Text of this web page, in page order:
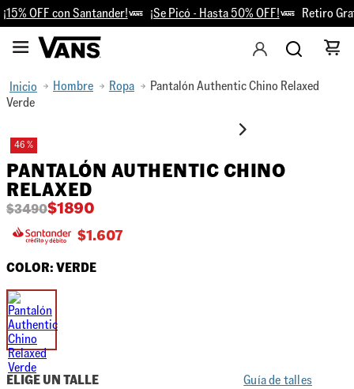
OFF con Santander! ¡Se Picó - Hasta 50% OFF! Retiro
Hombre Ropa
Pantalón Authentic Chino Relaxed
Verde
46 %
PANTALÓN AUTHENTIC CHINO
RELAXED
$1890
$3490
$1.607
COLOR:VERDE
ELIGE UN TALLE Guía de talles